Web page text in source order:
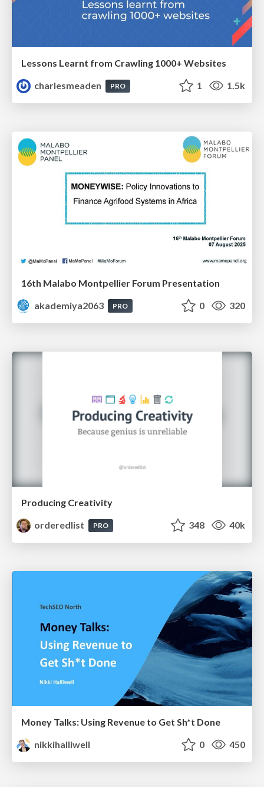
Lessons Learnt from Crawling 1000+ Websites
charlesmeaden
PRO 1 1.5k
16th Malabo Montpellier Forum Presentation
akademiya2063
PRO 0 320
Producing Creativity
orderedlist
PRO 348 40k
Money Talks: Using Revenue to Get Sh*t Done
nikkihalliwell
0 450